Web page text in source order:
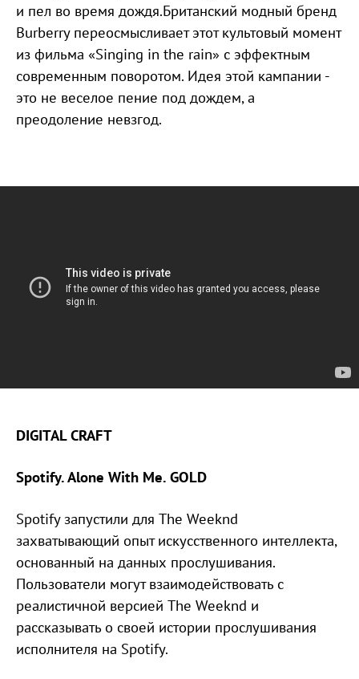
и пел во время дождя.Британский модный бренд
Burberry переосмысливает этот культовый момент
из фильма «Singing in the rain» с эффектным
современным поворотом. Идея этой кампании -
это не веселое пение под дождем, а
преодоление невзгод.
DIGITAL CRAFT
Spotify. Alone With Me. GOLD
Spotify запустили для The Weeknd
захватывающий опыт искусственного интеллекта,
основанный на данных прослушивания.
Пользователи могут взаимодействовать с
реалистичной версией The Weeknd и
рассказывать о своей истории прослушивания
исполнителя на Spotify.